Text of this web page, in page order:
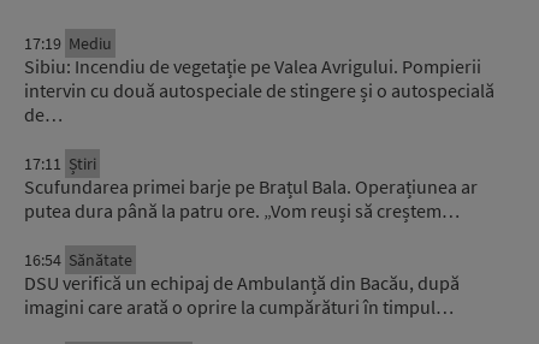
17:19 Mediu
Sibiu: Incendiu de vegetație pe Valea Avrigului. Pompierii
intervin cu două autospeciale de stingere și o autospecială
de…
17:11 Știri
Scufundarea primei barje pe Brațul Bala. Operațiunea ar
putea dura până la patru ore. „Vom reuși să creștem…
16:54 Sănătate
DSU verifică un echipaj de Ambulanță din Bacău, după
imagini care arată o oprire la cumpărături în timpul…